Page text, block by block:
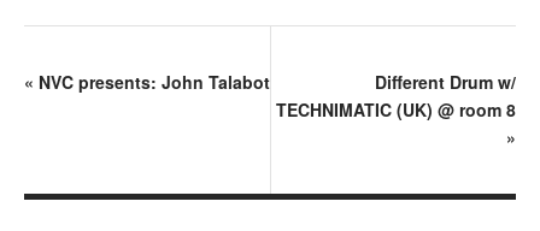
« NVC presents: John Talabot
Different Drum w/
TECHNIMATIC (UK) @ room 8
»